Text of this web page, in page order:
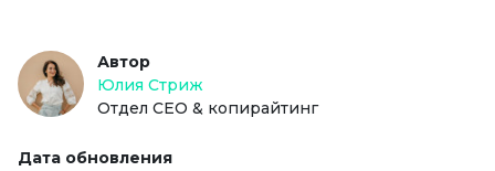
Автор
Юлия Стриж
Отдел СЕО & копирайтинг
Дата обновления